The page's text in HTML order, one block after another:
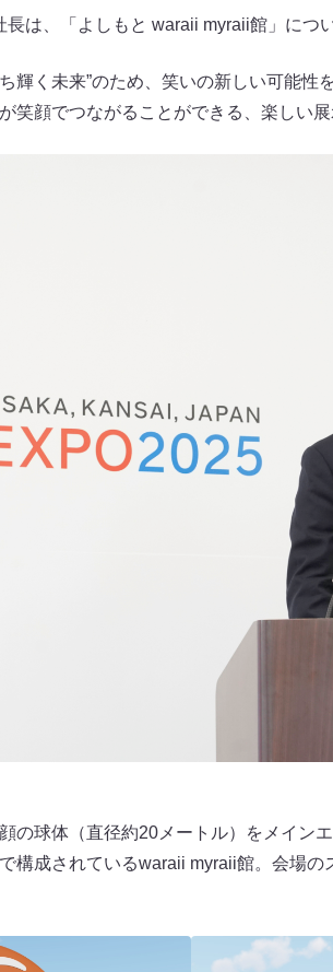
は、「よしもと waraii myraii館」につ
輝く未来”のため、笑いの新しい可能
笑顔でつながることができる、楽しい
の球体（直径約20メートル）をメイン
構成されているwaraii myraii館。会場の